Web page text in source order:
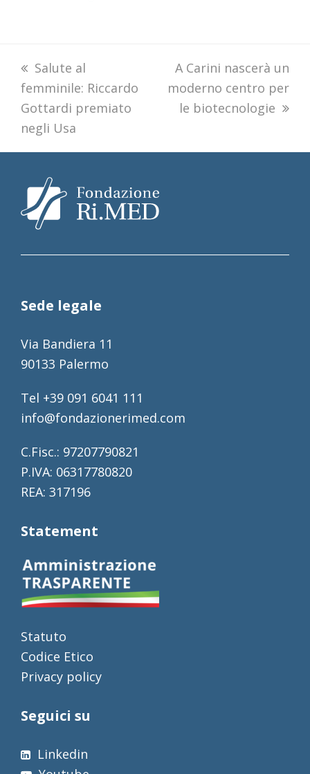
previous
post:
Salute al
femminile: Riccardo
Gottardi premiato
negli Usa
next
post:
A Carini nascerà un
moderno centro per
le biotecnologie
Sede legale
Via Bandiera 11
90133 Palermo
Tel +39 091 6041 111
info@fondazionerimed.com
C.Fisc.: 97207790821
P.IVA: 06317780820
REA: 317196
Statement
Statuto
Codice Etico
Privacy policy
Seguici su
Linkedin